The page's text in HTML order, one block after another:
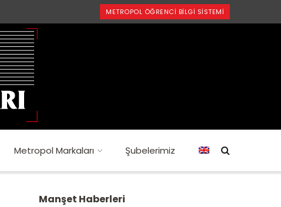
METROPOL ÖĞRENCI BILGI SISTEMI
Metropol Markaları Şubelerimiz
Manşet Haberleri